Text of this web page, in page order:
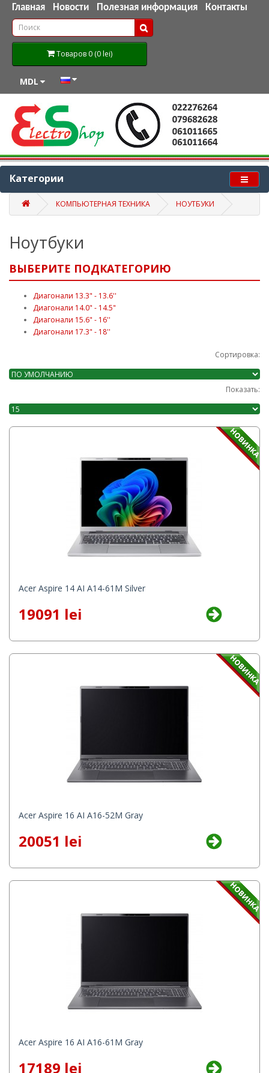
Главная Новости Полезная информация Контакты
Товаров 0 (0 lei)
MDL
Категории
КОМПЬЮТЕРНАЯ ТЕХНИКА НОУТБУКИ
Ноутбуки
ВЫБЕРИТЕ ПОДКАТЕГОРИЮ
Диагонали 13.3" - 13.6''
Диагонали 14.0" - 14.5"
Диагонали 15.6" - 16''
Диагонали 17.3" - 18''
Сортировка:
Показать:
Acer Aspire 14 AI A14-61M Silver
19091 lei
Acer Aspire 16 AI A16-52M Gray
20051 lei
Acer Aspire 16 AI A16-61M Gray
17189 lei